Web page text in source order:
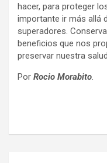
hacer, para proteger
importante ir más allá
superadores.
beneficios que nos
preservar nuestra
Por Rocio Morabito.